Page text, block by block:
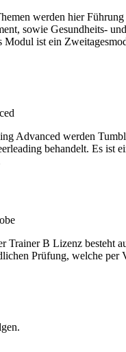
werden hier
sowie Gesundheits-
Modul ist ein
Advanced werden
behandelt. Es ist
Trainer B Lizenz besteht
Prüfung, welche per